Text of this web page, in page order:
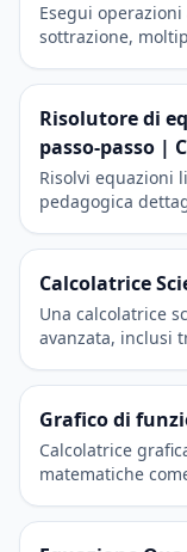
Esegui
sottrazione,
Risolutore di
passo-passo |
Risolvi equazioni
pedagogica
Calcolatrice
Una calcolatrice
avanzata, inclusi
Grafico di
Calcolatrice
matematiche